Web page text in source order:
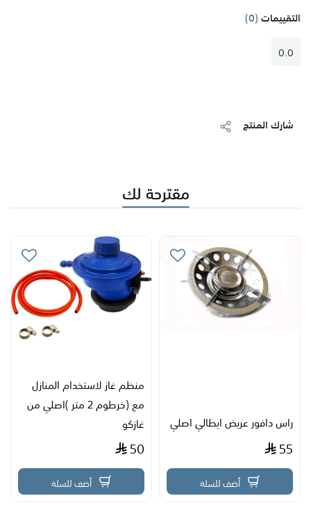
التقييمات(0)
0.0
شارك المنتج
مقترحة لك
راس دافور عريض ايطالي اصلي
55
أضف للسلة
منظم غاز لاستخدام المنازل
مع (خرطوم 2 متر )اصلي من
غازكو
50
أضف للسلة